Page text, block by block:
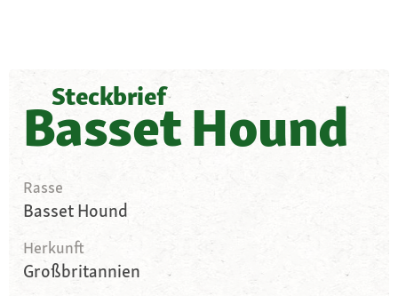
Steckbrief
Basset Hound
Rasse
Basset Hound
Herkunft
Großbritannien